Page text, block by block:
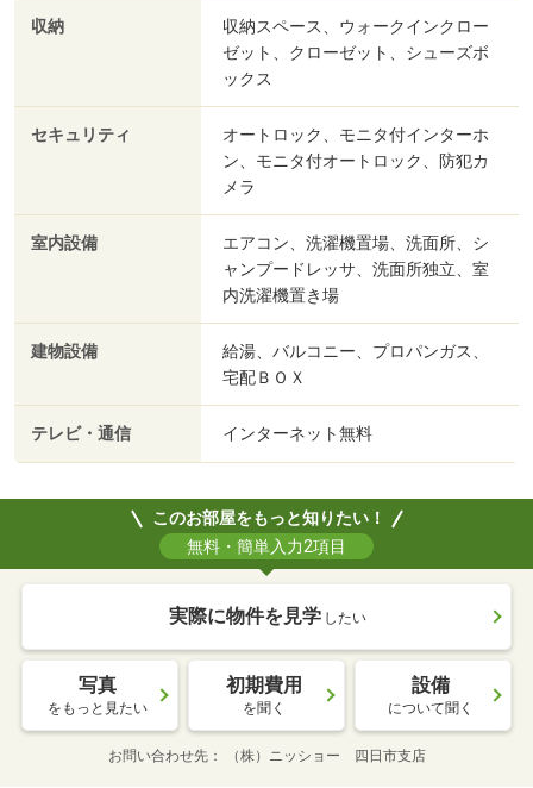
収納
収納スペース、ウォークインクロー
ゼット、クローゼット、シューズボ
ックス
セキュリティ
オートロック、モニタ付インターホ
ン、モニタ付オートロック、防犯カ
メラ
室内設備
エアコン、洗濯機置場、洗面所、シ
ャンプードレッサ、洗面所独立、室
内洗濯機置き場
建物設備
給湯、バルコニー、プロパンガス、
宅配ＢＯＸ
テレビ・通信 インターネット無料
このお部屋をもっと知りたい！
無料・簡単入力2項目
実際に物件を見学 したい
写真
をもっと見たい
初期費用
を聞く
設備
について聞く
お問い合わせ先 （株）ニッショー 四日市支店